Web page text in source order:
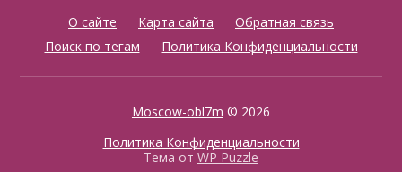
О сайте Карта сайта
Обратная связь
Поиск по тегам
Политика Конфиденциальности
Moscow-obl7m © 2026
Политика Конфиденциальности
Тема от WP Puzzle